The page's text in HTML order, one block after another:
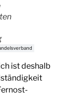
ist deshalb